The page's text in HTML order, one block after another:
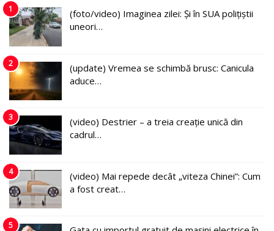
1
(foto/video) Imaginea zilei: Și în SUA polițiștii
uneori…
2
(update) Vremea se schimbă brusc: Canicula
aduce…
3
(video) Destrier – a treia creație unică din
cadrul…
4
(video) Mai repede decât „viteza Chinei”: Cum
a fost creat…
5